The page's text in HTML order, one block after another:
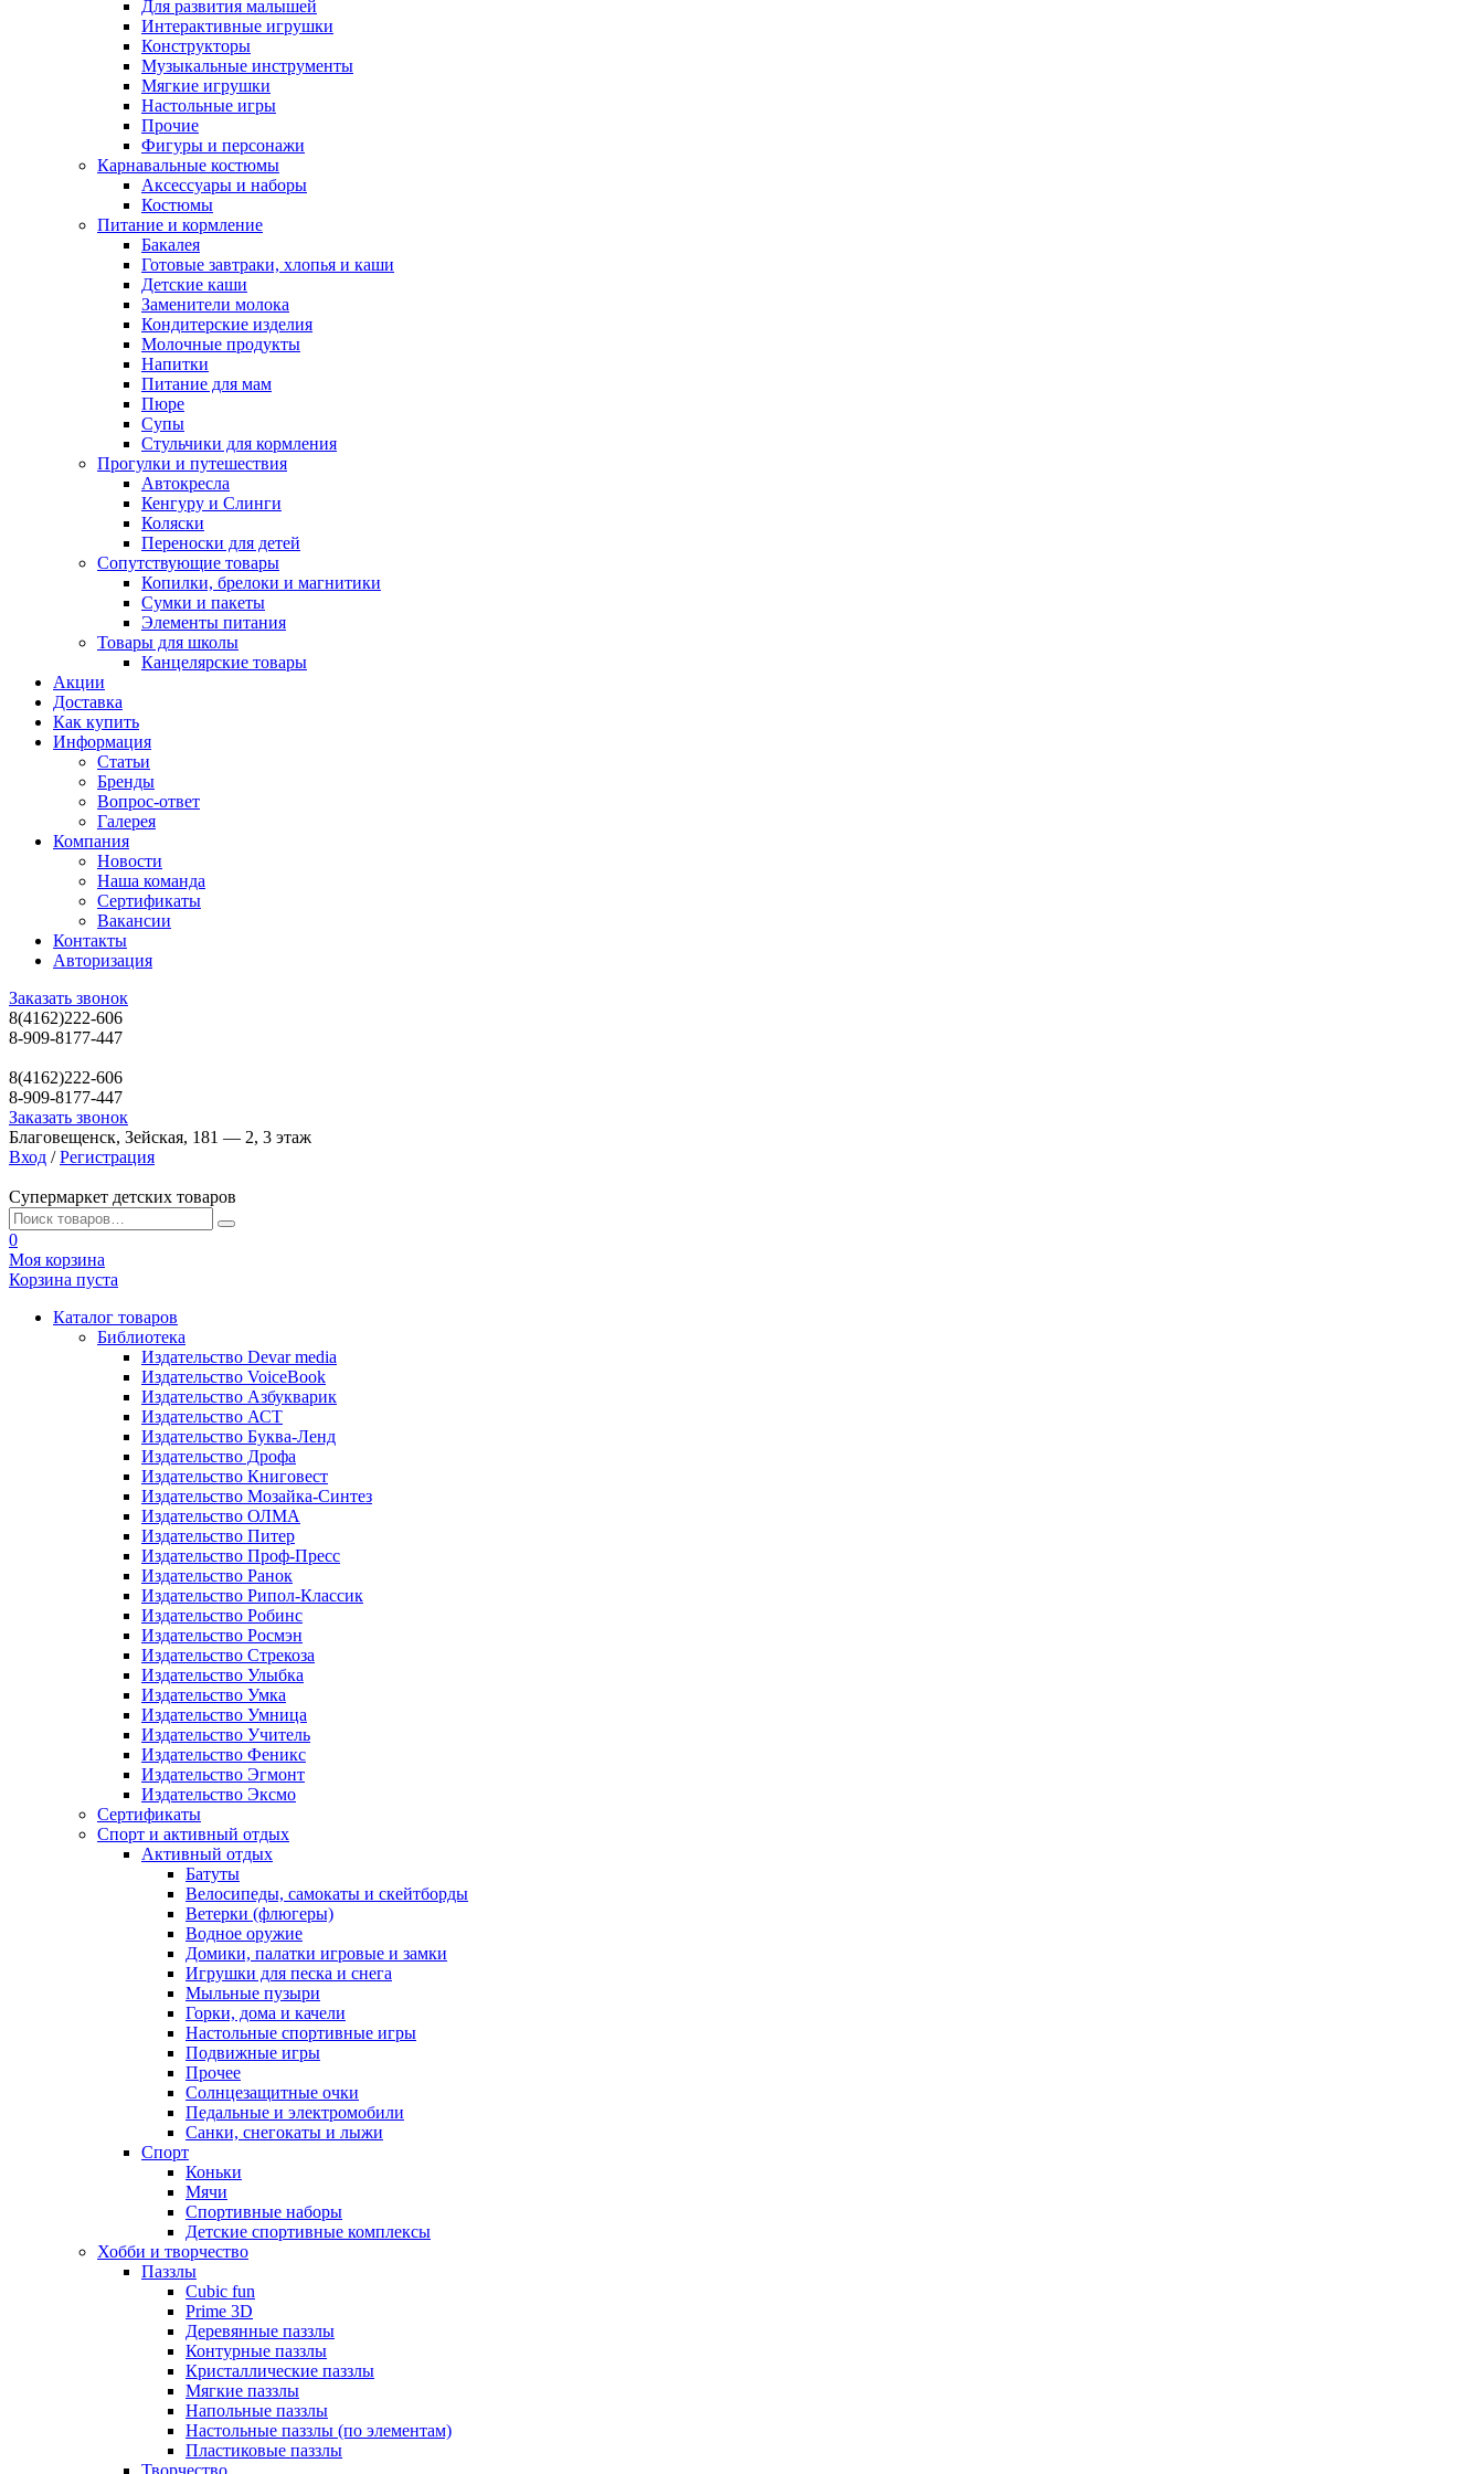
Для развития малышей
Интерактивные игрушки
Конструкторы
Музыкальные инструменты
Мягкие игрушки
Настольные игры
Прочие
Фигуры и персонажи
Карнавальные костюмы
Аксессуары и наборы
Костюмы
Питание и кормление
Бакалея
Готовые завтраки, хлопья и каши
Детские каши
Заменители молока
Кондитерские изделия
Молочные продукты
Напитки
Питание для мам
Пюре
Супы
Стульчики для кормления
Прогулки и путешествия
Автокресла
Кенгуру и Слинги
Коляски
Переноски для детей
Сопутствующие товары
Копилки, брелоки и магнитики
Сумки и пакеты
Элементы питания
Товары для школы
Канцелярские товары
Акции
Доставка
Как купить
Информация
Статьи
Бренды
Вопрос-ответ
Галерея
Компания
Новости
Наша команда
Сертификаты
Вакансии
Контакты
Авторизация
Заказать звонок
8(4162)222-606
8-909-8177-447
8(4162)222-606
8-909-8177-447
Заказать звонок
Благовещенск, Зейская, 181 — 2, 3 этаж
Вход / Регистрация
Супермаркет детских товаров
0
Моя корзина
Корзина пуста
Каталог товаров
Библиотека
Издательство Devar media
Издательство VoiceBook
Издательство Азбукварик
Издательство АСТ
Издательство Буква-Ленд
Издательство Дрофа
Издательство Книговест
Издательство Мозайка-Синтез
Издательство ОЛМА
Издательство Питер
Издательство Проф-Пресс
Издательство Ранок
Издательство Рипол-Классик
Издательство Робинс
Издательство Росмэн
Издательство Стрекоза
Издательство Улыбка
Издательство Умка
Издательство Умница
Издательство Учитель
Издательство Феникс
Издательство Эгмонт
Издательство Эксмо
Сертификаты
Спорт и активный отдых
Активный отдых
Батуты
Велосипеды, самокаты и скейтборды
Ветерки (флюгеры)
Водное оружие
Домики, палатки игровые и замки
Игрушки для песка и снега
Мыльные пузыри
Горки, дома и качели
Настольные спортивные игры
Подвижные игры
Прочее
Солнцезащитные очки
Педальные и электромобили
Санки, снегокаты и лыжи
Спорт
Коньки
Мячи
Спортивные наборы
Детские спортивные комплексы
Хобби и творчество
Паззлы
Cubic fun
Prime 3D
Деревянные паззлы
Контурные паззлы
Кристаллические паззлы
Мягкие паззлы
Напольные паззлы
Настольные паззлы (по элементам)
Пластиковые паззлы
Творчество